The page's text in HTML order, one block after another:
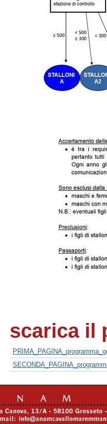
scarica il